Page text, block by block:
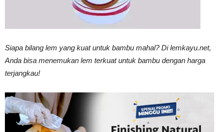
Kuat
&
Siapa bilang lem yang kuat untuk bambu mahal? Di lemkayu.net,
Anda bisa menemukan lem terkuat untuk bambu dengan harga
terjangkau!